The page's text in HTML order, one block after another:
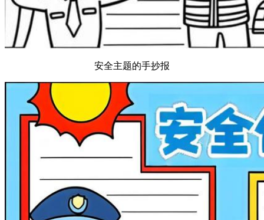
安全主题的手抄报